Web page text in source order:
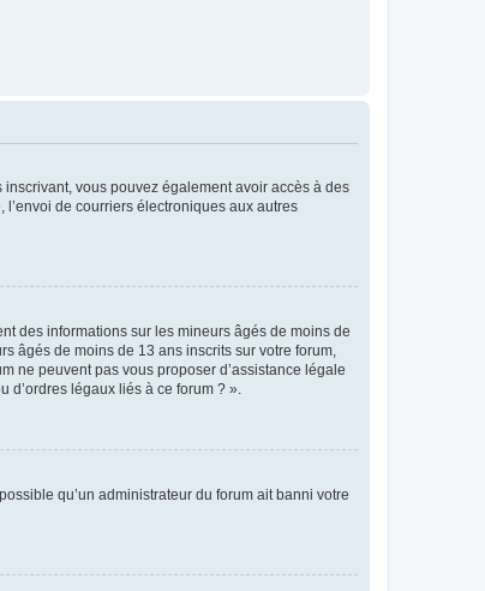
vous pouvez également avoir accès à des
de courriers électroniques aux autres
des informations sur les mineurs âgés de moins de
âgés de moins de 13 ans inscrits sur votre forum,
ne peuvent pas vous proposer d’assistance légale
d’ordres légaux liés à ce forum ? ».
qu’un administrateur du forum ait banni votre